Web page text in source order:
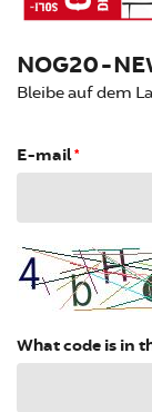
NOG20-
Bleibe auf dem
E-mail*
What code is in